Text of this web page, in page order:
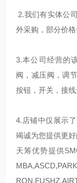
2.我们有实体公
外采购，部分价
3.本公司经营的
阀，减压阀，调
按钮，开关，接
4.店铺中仅展示
竭诚为您提供更
天筹优势提供